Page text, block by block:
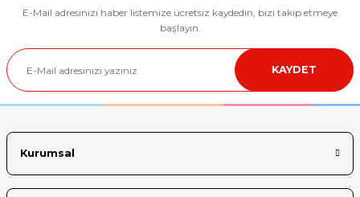
E-Mail adresinizi haber listemize ücretsiz kaydedin, bizi takip etmeye
başlayın.
KAYDET
Kurumsal